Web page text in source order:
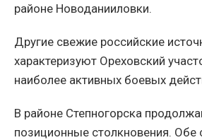
районе Новоданииловки.
Другие свежие российские
характеризуют Ореховский
наиболее активных боевых
В районе Степногорска
позиционные столкновения. Обе